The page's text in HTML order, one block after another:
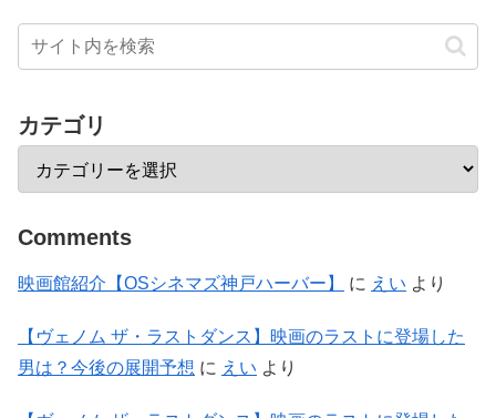
カテゴリ
Comments
映画館紹介【OSシネマズ神戸ハーバー】 に えい より
【ヴェノム ザ・ラストダンス】映画のラストに登場した
男は？今後の展開予想 に えい より